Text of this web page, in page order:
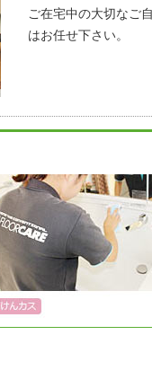
ご在宅中の大切なご
はお任せ下さい。